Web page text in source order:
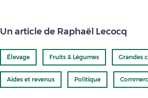
Un article de Raphaël Lecocq
Élevage Fruits & Légumes Grandes
Aides et revenus Politique